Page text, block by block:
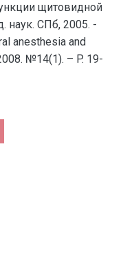
щитовидной
наук. СПб, 2005. -
anesthesia and
№14(1). – P. 19-